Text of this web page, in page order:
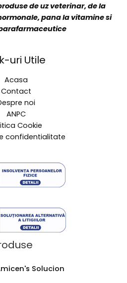
de uz veterinar, de la
pana la vitamine si
uri Utile
Acasa
Contact
noi
ANPC
Cookie
confidentialitate
Solucion